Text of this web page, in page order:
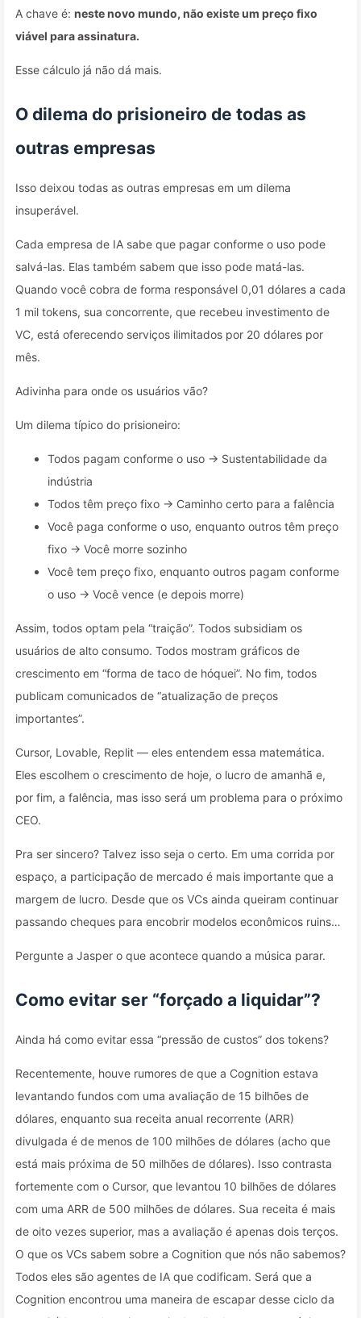
A chave é: neste novo mundo, não existe um preço fixo
viável para assinatura.
Esse cálculo já não dá mais.
O dilema do prisioneiro de todas as
outras empresas
Isso deixou todas as outras empresas em um dilema
insuperável.
Cada empresa de IA sabe que pagar conforme o uso pode
salvá-las. Elas também sabem que isso pode matá-las.
Quando você cobra de forma responsável 0,01 dólares a cada
1 mil tokens, sua concorrente, que recebeu investimento de
VC, está oferecendo serviços ilimitados por 20 dólares por
mês.
Adivinha para onde os usuários vão?
Um dilema típico do prisioneiro:
Todos pagam conforme o uso → Sustentabilidade da
indústria
Todos têm preço fixo → Caminho certo para a falência
Você paga conforme o uso, enquanto outros têm preço
fixo → Você morre sozinho
Você tem preço fixo, enquanto outros pagam conforme
o uso → Você vence (e depois morre)
Assim, todos optam pela “traição”. Todos subsidiam os
usuários de alto consumo. Todos mostram gráficos de
crescimento em “forma de taco de hóquei”. No fim, todos
publicam comunicados de “atualização de preços
importantes”.
Cursor, Lovable, Replit — eles entendem essa matemática.
Eles escolhem o crescimento de hoje, o lucro de amanhã e,
por fim, a falência, mas isso será um problema para o próximo
CEO.
Pra ser sincero? Talvez isso seja o certo. Em uma corrida por
espaço, a participação de mercado é mais importante que a
margem de lucro. Desde que os VCs ainda queiram continuar
passando cheques para encobrir modelos econômicos ruins…
Pergunte a Jasper o que acontece quando a música parar.
Como evitar ser “forçado a liquidar”?
Ainda há como evitar essa “pressão de custos” dos tokens?
Recentemente, houve rumores de que a Cognition estava
levantando fundos com uma avaliação de 15 bilhões de
dólares, enquanto sua receita anual recorrente (ARR)
divulgada é de menos de 100 milhões de dólares (acho que
está mais próxima de 50 milhões de dólares). Isso contrasta
fortemente com o Cursor, que levantou 10 bilhões de dólares
com uma ARR de 500 milhões de dólares. Sua receita é mais
de oito vezes superior, mas a avaliação é apenas dois terços.
O que os VCs sabem sobre a Cognition que nós não sabemos?
Todos eles são agentes de IA que codificam. Será que a
Cognition encontrou uma maneira de escapar desse ciclo da